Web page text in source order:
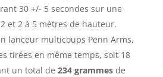
30 +/- 5 secondes sur une
et 2 à 5 mètres de hauteur.
lanceur multicoups Penn Arms,
tirées en même temps, soit 18
un total de 234 grammesde